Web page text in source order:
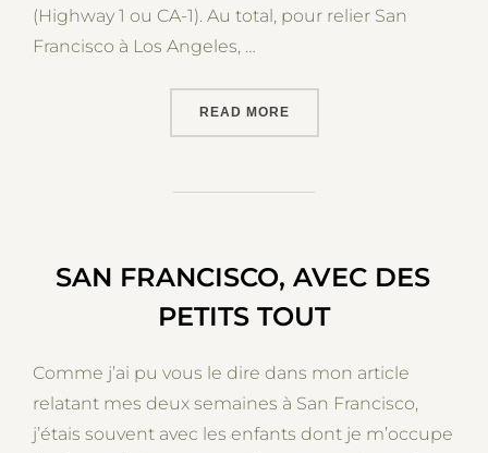
(Highway 1 ou CA-1). Au total, pour relier San
Francisco à Los Angeles, …
READ MORE“ROAD TRIP SUR LA
SAN FRANCISCO, AVEC DES
PETITS TOUT
Comme j’ai pu vous le dire dans mon article
relatant mes deux semaines à San Francisco,
j’étais souvent avec les enfants dont je m’occupe